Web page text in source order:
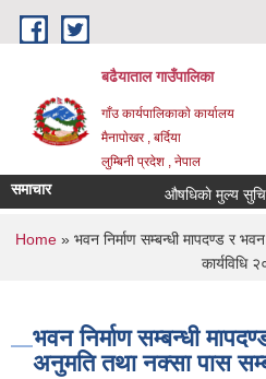
Skip to main content
बढैयाताल गाउँपालिका
गाँउ कार्यपालिकाकाे कार्यालय
मैनापाेखर , बर्दिया
लुम्बिनी प्रदेश , नेपाल
समाचार औषधिकाे मुल्य सुचि
You are here
Home » भवन निर्माण सम्बन्धी मापदण्ड र
कार्यविधि
भवन निर्माण सम्बन्धी
अनुमति तथा नक्सा पास